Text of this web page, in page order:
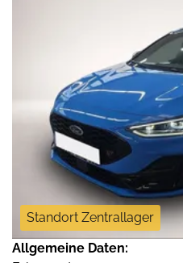
Standort Zentrallager
Allgemeine Daten: